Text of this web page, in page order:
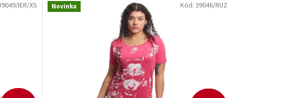
IER/XS Novinka Kód: 39046/RUZ